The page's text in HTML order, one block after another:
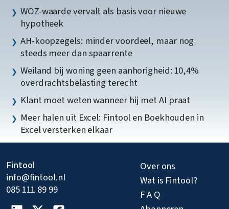
WOZ-waarde vervalt als basis voor nieuwe
hypotheek
AH-koopzegels: minder voordeel, maar nog
steeds meer dan spaarrente
Weiland bij woning geen aanhorigheid: 10,4%
overdrachtsbelasting terecht
Klant moet weten wanneer hij met AI praat
Meer halen uit Excel: Fintool en Boekhouden in
Excel versterken elkaar
Fintool
info@fintool.nl
085 111 89 99
Over ons
Wat is Fintool?
F A Q